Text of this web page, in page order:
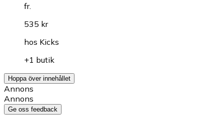
fr.
535 kr
hos Kicks
+1 butik
Hoppa över innehållet
Annons
Annons
Ge oss feedback